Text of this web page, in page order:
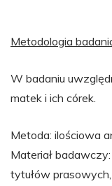
Metodologia
W badaniu
matek i ich córek.
Metoda: ilościowa
Materiał
tytułów